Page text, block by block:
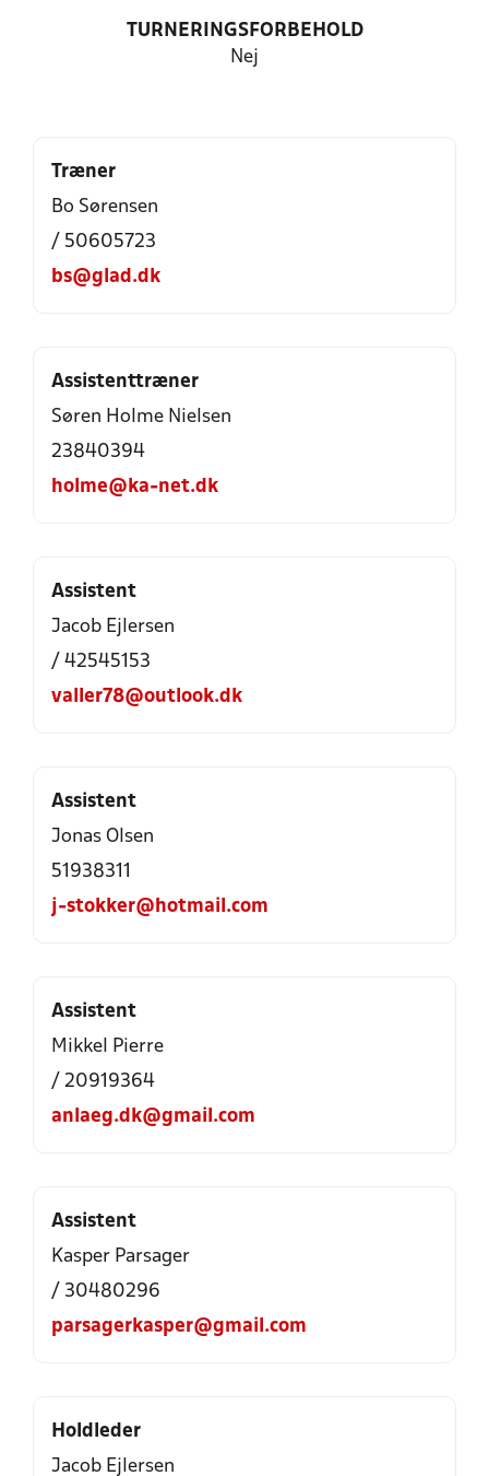
TURNERINGSFORBEHOLD
Nej
Træner
Bo Sørensen
/ 50605723
bs@glad.dk
Assistenttræner
Søren Holme Nielsen
23840394
holme@ka-net.dk
Assistent
Jacob Ejlersen
/ 42545153
valler78@outlook.dk
Assistent
Jonas Olsen
51938311
j-stokker@hotmail.com
Assistent
Mikkel Pierre
/ 20919364
anlaeg.dk@gmail.com
Assistent
Kasper Parsager
/ 30480296
parsagerkasper@gmail.com
Holdleder
Jacob Ejlersen